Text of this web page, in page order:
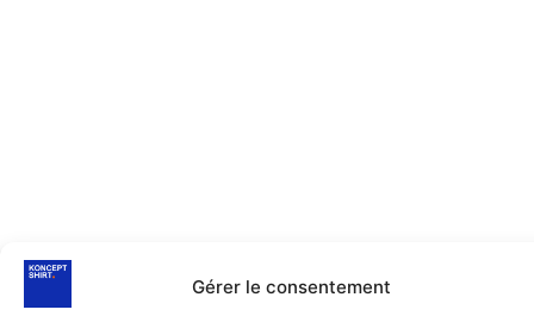
Gérer le consentement